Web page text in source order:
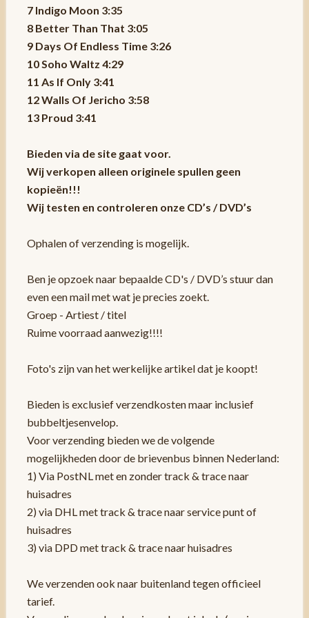
7 Indigo Moon 3:35
8 Better Than That 3:05
9 Days Of Endless Time 3:26
10 Soho Waltz 4:29
11 As If Only 3:41
12 Walls Of Jericho 3:58
13 Proud 3:41
Bieden via de site gaat voor.
Wij verkopen alleen originele spullen geen
kopieën!!!
Wij testen en controleren onze CD’s / DVD’s
Ophalen of verzending is mogelijk.
Ben je opzoek naar bepaalde CD's / DVD’s stuur dan
even een mail met wat je precies zoekt.
Groep - Artiest / titel
Ruime voorraad aanwezig!!!!
Foto's zijn van het werkelijke artikel dat je koopt!
Bieden is exclusief verzendkosten maar inclusief
bubbeltjesenvelop.
Voor verzending bieden we de volgende
mogelijkheden door de brievenbus binnen Nederland:
1) Via PostNL met en zonder track & trace naar
huisadres
2) via DHL met track & trace naar service punt of
huisadres
3) via DPD met track & trace naar huisadres
We verzenden ook naar buitenland tegen officieel
tarief.